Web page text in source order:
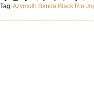
Tag:Azymuth Banda Black Rio